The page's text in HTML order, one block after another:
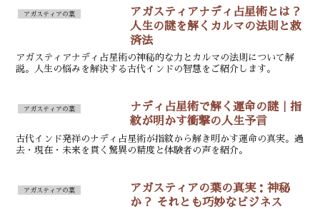
アガスティアの葉
アガスティアナディ占星術とは？
人生の謎を解くカルマの法則と救
済法
アガスティアナディ占星術の神秘的な力とカルマの法則について解
説。人生の悩みを解決する古代インドの智慧をご紹介します。
アガスティアの葉
ナディ占星術で解く運命の謎｜指
紋が明かす衝撃の人生予言
古代インド発祥のナディ占星術が指紋から解き明かす運命の真実。過
去・現在・未来を貫く驚異の精度と体験者の声を紹介。
アガスティアの葉
アガスティアの葉の真実：神秘
か？ それとも巧妙なビジネス